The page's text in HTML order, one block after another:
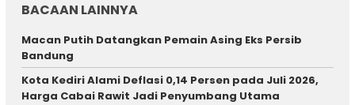
BACAAN LAINNYA
Macan Putih Datangkan Pemain Asing Eks Persib
Bandung
Kota Kediri Alami Deflasi 0,14 Persen pada Juli 2026,
Harga Cabai Rawit Jadi Penyumbang Utama